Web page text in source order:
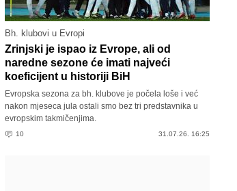
Bh. klubovi u Evropi
Zrinjski je ispao iz Evrope, ali od
naredne sezone će imati najveći
koeficijent u historiji BiH
Evropska sezona za bh. klubove je počela loše i već
nakon mjeseca jula ostali smo bez tri predstavnika u
evropskim takmičenjima.
10 31.07.26. 16:25